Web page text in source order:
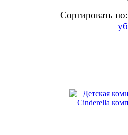
Сортировать